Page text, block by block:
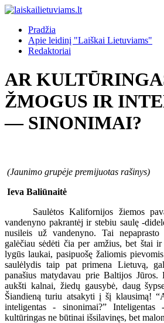
Pradžia
Apie leidinį "Laiškai Lietuviams"
Redaktoriai
AR
ŽMOGUS IR
— SINONIMAI?
(Jaunimo grupėje premijuotas rašinys)
Ieva Baliūnaitė
Saulėtos Kalifornijos žiemos
vandenyno pakrantėj ir stebiu saulę -
nusileis už vandenyno. Tai
galėčiau sėdėti čia per amžius, bet štai
lygūs laukai, pasipuošę žaliomis
saulėlydis taip pat primena Lietuvą,
panašius matydavau prie Baltijos
aukšti kalnai, žiedų gausybė, daug
Šiandieną turiu atsakyti į šį klausimą!
inteligentas - sinonimai?”
kultūringas ne būtinai išsilavinęs, bet